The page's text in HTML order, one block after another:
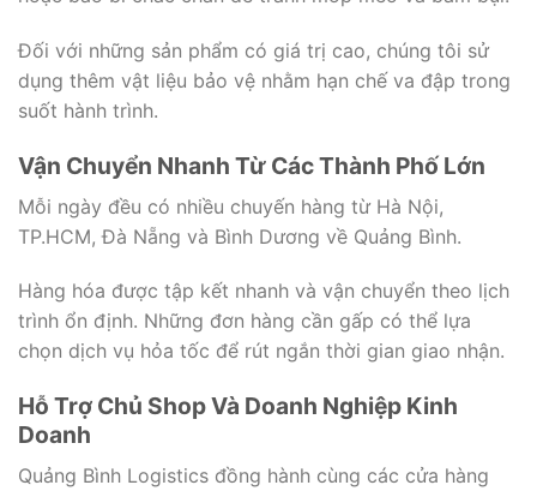
Đối với những sản phẩm có giá trị cao, chúng tôi sử
dụng thêm vật liệu bảo vệ nhằm hạn chế va đập trong
suốt hành trình.
Vận Chuyển Nhanh Từ Các Thành Phố Lớn
Mỗi ngày đều có nhiều chuyến hàng từ Hà Nội,
TP.HCM, Đà Nẵng và Bình Dương về Quảng Bình.
Hàng hóa được tập kết nhanh và vận chuyển theo lịch
trình ổn định. Những đơn hàng cần gấp có thể lựa
chọn dịch vụ hỏa tốc để rút ngắn thời gian giao nhận.
Hỗ Trợ Chủ Shop Và Doanh Nghiệp Kinh
Doanh
Quảng Bình Logistics đồng hành cùng các cửa hàng